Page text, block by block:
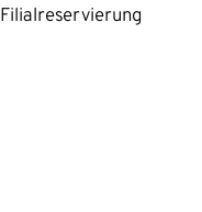
Filialreservierung